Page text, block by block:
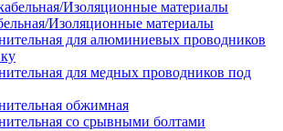
Изоляционные материалы
для алюминиевых проводников
для медных проводников под
обжимная
со срывными болтами